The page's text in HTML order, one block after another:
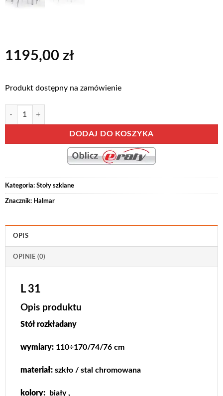
1195,00 zł
Produkt dostępny na zamówienie
ilość STÓŁ L 31
DODAJ DO KOSZYKA
Alternative:
Kategoria: Stoły szklane
Znacznik: Halmar
OPIS
OPINIE (0)
L 31
Opis produktu
Stół rozkładany
wymiary:110÷170/74/76 cm
materiał:szkło / stal chromowana
kolory:biały ,